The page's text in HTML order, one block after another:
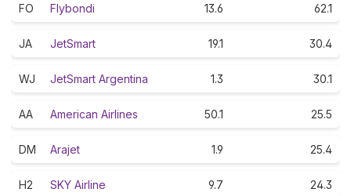
FO Flybondi 13.6 62.1
JA JetSmart 19.1 30.4
WJ JetSmart Argentina 1.3 30.1
AA American Airlines 50.1 25.5
DM Arajet 1.9 25.4
H2 SKY Airline 9.7 24.3